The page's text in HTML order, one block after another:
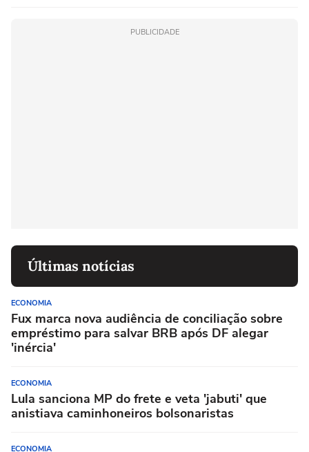
PUBLICIDADE
Últimas notícias
ECONOMIA
Fux marca nova audiência de conciliação sobre
empréstimo para salvar BRB após DF alegar
'inércia'
ECONOMIA
Lula sanciona MP do frete e veta 'jabuti' que
anistiava caminhoneiros bolsonaristas
ECONOMIA